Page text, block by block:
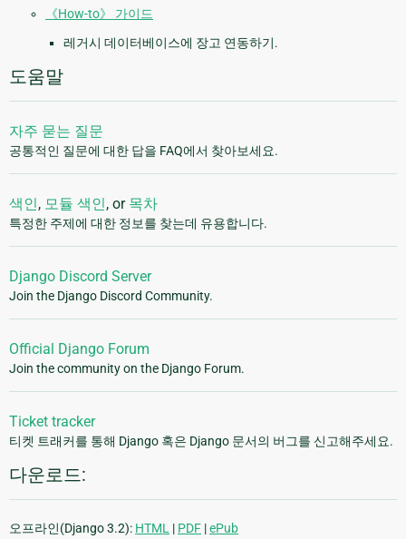
《How-to》 가이드
레거시 데이터베이스에 장고 연동하기.
도움말
자주 묻는 질문
공통적인 질문에 대한 답을 FAQ에서 찾아보세요.
색인, 모듈 색인, or 목차
특정한 주제에 대한 정보를 찾는데 유용합니다.
Django Discord Server
Join the Django Discord Community.
Official Django Forum
Join the community on the Django Forum.
Ticket tracker
티켓 트래커를 통해 Django 혹은 Django 문서의 버그를 신고해주세요.
다운로드:
오프라인(Django 3.2): HTML | PDF |ePub